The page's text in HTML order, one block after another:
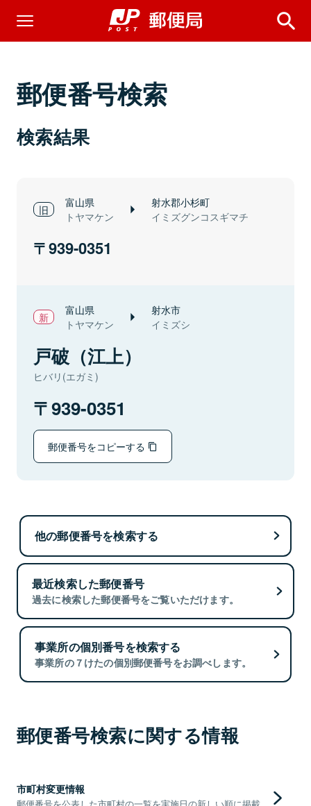
郵便番号検索
検索結果
富山県
トヤマケン
射水郡小杉町
イミズグンコスギマチ
939-0351
富山県
トヤマケン
射水市
イミズシ
戸破（江上）
ヒバリ(エガミ)
939-0351
郵便番号をコピーする
他の郵便番号を検索する
最近検索した郵便番号
過去に検索した郵便番号をご覧いただけます。
事業所の個別番号を検索する
事業所の７けたの個別郵便番号をお調べします。
郵便番号検索に関する情報
市町村変更情報